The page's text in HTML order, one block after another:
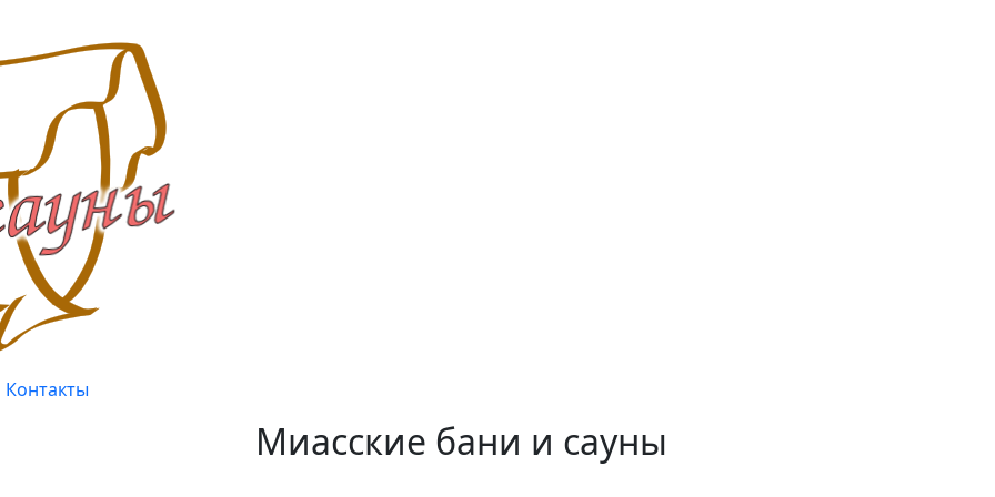
Контакты
Миасские бани и сауны